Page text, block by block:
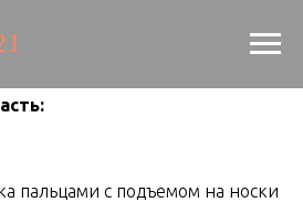
пальцами с подъемом на носки